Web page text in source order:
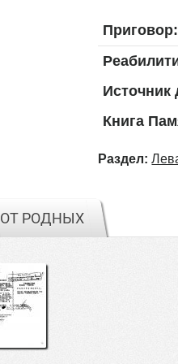
Приговор:
Источник
Книга
Раздел:
ОТ РОДНЫХ